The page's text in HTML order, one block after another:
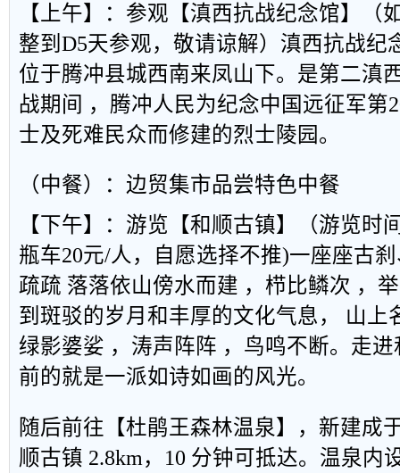
【上午】：参观【滇西抗战纪念馆】（
整到D5天参观，敬请谅解）滇西抗战纪
位于腾冲县城西南来凤山下。是第二滇
战期间 ，腾冲人民为纪念中国远征军第
士及死难民众而修建的烈士陵园。
（中餐）：边贸集市品尝特色中餐
【下午】：游览【和顺古镇】（游览时
瓶车20元/人，自愿选择不推)一座座古
疏疏 落落依山傍水而建 ，栉比鳞次 ，
到斑驳的岁月和丰厚的文化气息， 山上
绿影婆娑 ，涛声阵阵 ，鸟鸣不断。走
前的就是一派如诗如画的风光。
随后前往【杜鹃王森林温泉】，新建成
顺古镇 2.8km，10 分钟可抵达。温泉内